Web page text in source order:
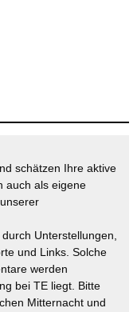
schätzen Ihre aktive
auch als eigene
Unterstellungen,
und Links. Solche
werden
bei TE liegt. Bitte
Mitternacht und